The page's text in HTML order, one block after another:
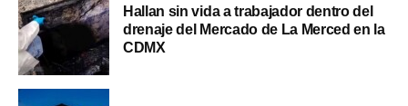
Hallan sin vida a trabajador dentro del
drenaje del Mercado de La Merced en la
CDMX